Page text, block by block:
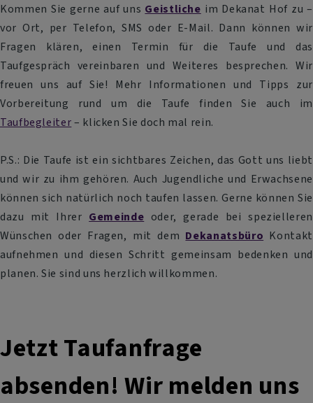
Kommen Sie gerne auf uns Geistliche im Dekanat Hof zu –
vor Ort, per Telefon, SMS oder E-Mail. Dann können wir
Fragen klären, einen Termin für die Taufe und das
Taufgespräch vereinbaren und Weiteres besprechen. Wir
freuen uns auf Sie! Mehr Informationen und Tipps zur
Vorbereitung rund um die Taufe finden Sie auch im
Taufbegleiter– klicken Sie doch mal rein.
P.S.: Die Taufe ist ein sichtbares Zeichen, das Gott uns liebt
und wir zu ihm gehören. Auch Jugendliche und Erwachsene
können sich natürlich noch taufen lassen. Gerne können Sie
dazu mit Ihrer Gemeinde oder, gerade bei spezielleren
Wünschen oder Fragen, mit dem Dekanatsbüro Kontakt
aufnehmen und diesen Schritt gemeinsam bedenken und
planen. Sie sind uns herzlich willkommen.
Jetzt Taufanfrage
absenden! Wir melden uns